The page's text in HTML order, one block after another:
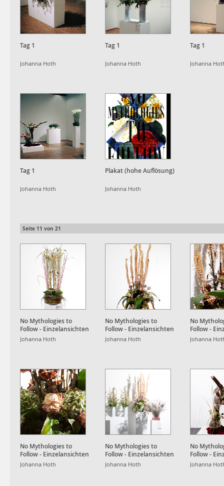
Tag 1
Johanna Hoth
Tag 1
Johanna Hoth
Tag 1
Johanna
Tag 1
Johanna Hoth
Plakat (hohe Auflösung)
Johanna Hoth
Seite 11 von 21
No Mythologies to
Follow - Einzelansichten
Wataru Murakami
Johanna Hoth
No Mythologies to
Follow - Einzelansichten
Wataru Murakami
Johanna Hoth
No
Follow -
Wataru
Johanna
No Mythologies to
Follow - Einzelansichten
Wataru Murakami
Johanna Hoth
No Mythologies to
Follow - Einzelansichten
Wataru Murakami
Johanna Hoth
No
Follow -
Wataru
Johanna